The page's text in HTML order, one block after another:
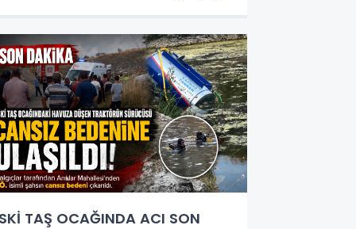
TAŞ OCAĞINDA ACI SON